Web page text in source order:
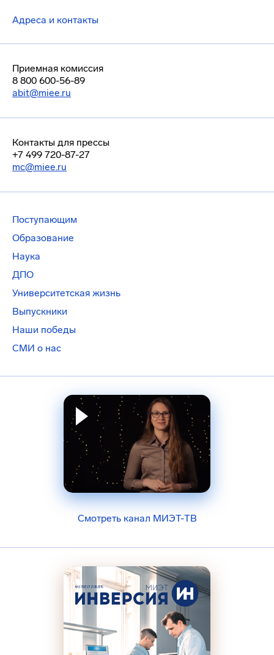
Адреса и контакты
Приемная комиссия
8 800 600-56-89
abit@miee.ru
Контакты для прессы
+7 499 720-87-27
mc@miee.ru
Поступающим
Образование
Наука
ДПО
Университетская жизнь
Выпускники
Наши победы
СМИ о нас
Смотреть канал МИЭТ-ТВ